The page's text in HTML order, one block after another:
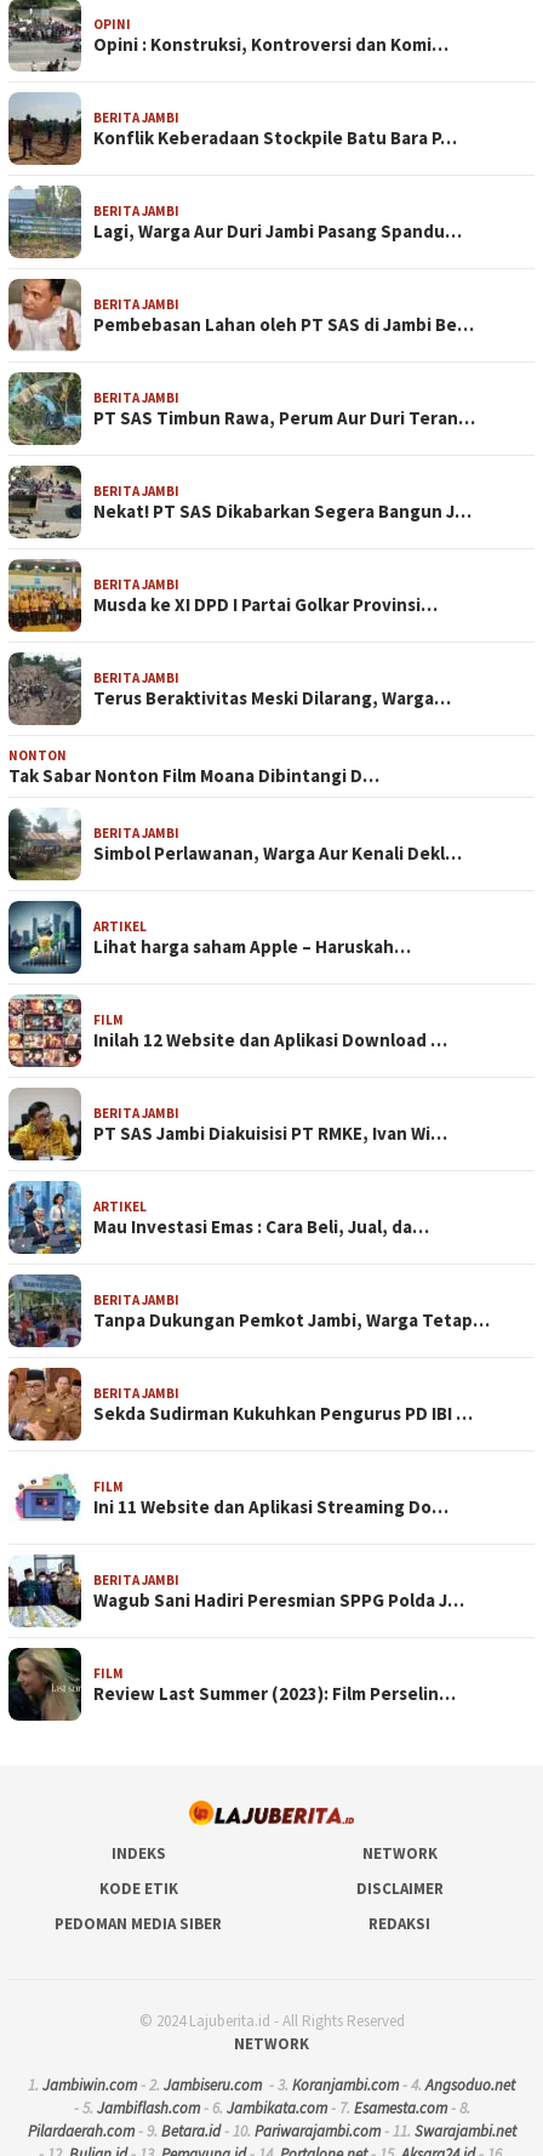
OPINI
Opini : Konstruksi, Kontroversi dan Komi…
BERITA JAMBI
Konflik Keberadaan Stockpile Batu Bara P…
BERITA JAMBI
Lagi, Warga Aur Duri Jambi Pasang Spandu…
BERITA JAMBI
Pembebasan Lahan oleh PT SAS di Jambi Be…
BERITA JAMBI
PT SAS Timbun Rawa, Perum Aur Duri Teran…
BERITA JAMBI
Nekat! PT SAS Dikabarkan Segera Bangun J…
BERITA JAMBI
Musda ke XI DPD I Partai Golkar Provinsi…
BERITA JAMBI
Terus Beraktivitas Meski Dilarang, Warga…
NONTON
Tak Sabar Nonton Film Moana Dibintangi D…
BERITA JAMBI
Simbol Perlawanan, Warga Aur Kenali Dekl…
ARTIKEL
Lihat harga saham Apple – Haruskah…
FILM
Inilah 12 Website dan Aplikasi Download …
BERITA JAMBI
PT SAS Jambi Diakuisisi PT RMKE, Ivan Wi…
ARTIKEL
Mau Investasi Emas : Cara Beli, Jual, da…
BERITA JAMBI
Tanpa Dukungan Pemkot Jambi, Warga Tetap…
BERITA JAMBI
Sekda Sudirman Kukuhkan Pengurus PD IBI …
FILM
Ini 11 Website dan Aplikasi Streaming Do…
BERITA JAMBI
Wagub Sani Hadiri Peresmian SPPG Polda J…
FILM
Review Last Summer (2023): Film Perselin…
INDEKS
NETWORK
KODE ETIK
DISCLAIMER
PEDOMAN MEDIA SIBER
REDAKSI
© 2024 Lajuberita.id - All Rights Reserved
NETWORK
1. Jambiwin.com- 2. Jambiseru.com- 3. Koranjambi.com- 4.Angsoduo.net
- 5. Jambiflash.com- 6. Jambikata.com- 7. Esamesta.com- 8.
Pilardaerah.com- 9. Betara.id- 10. Pariwarajambi.com- 11. Swarajambi.net